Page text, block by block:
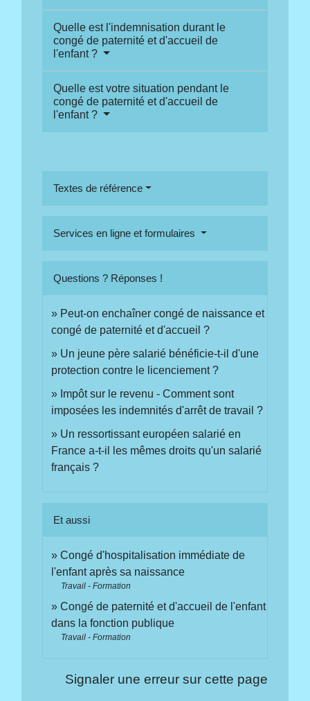
Quelle est l'indemnisation durant le
congé de paternité et d'accueil de
l'enfant ?
Quelle est votre situation pendant le
congé de paternité et d'accueil de
l'enfant ?
Textes de référence
Services en ligne et formulaires
Questions ? Réponses !
Peut-on enchaîner congé de naissance et
congé de paternité et d'accueil ?
Un jeune père salarié bénéficie-t-il d'une
protection contre le licenciement ?
Impôt sur le revenu - Comment sont
imposées les indemnités d'arrêt de travail ?
Un ressortissant européen salarié en
France a-t-il les mêmes droits qu'un salarié
français ?
Et aussi
Congé d'hospitalisation immédiate de
l'enfant après sa naissance
Travail - Formation
Congé de paternité et d'accueil de l'enfant
dans la fonction publique
Travail - Formation
Signaler une erreur sur cette page